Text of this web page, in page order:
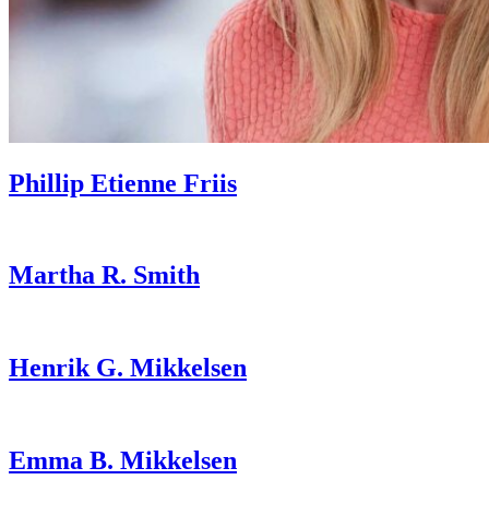
Phillip Etienne Friis
Martha R. Smith
Henrik G. Mikkelsen
Emma B. Mikkelsen